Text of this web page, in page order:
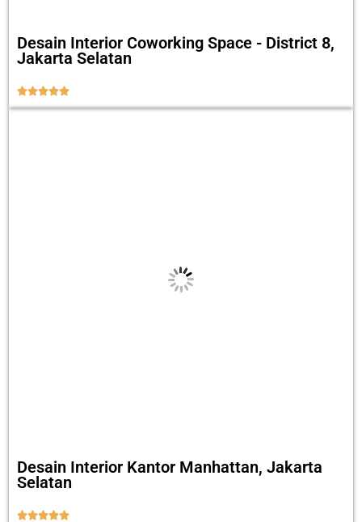
Desain Interior Coworking Space - District 8,
Jakarta Selatan

Desain Interior Kantor Manhattan, Jakarta
Selatan
